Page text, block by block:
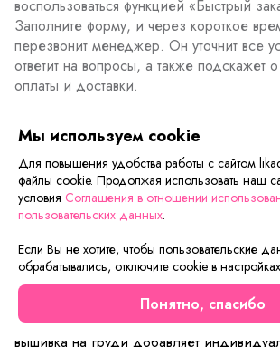
воспользоваться функцией «Быстрый
Заполните форму, и через короткое
перезвонит менеджер. Он уточнит все
ответит на вопросы, а также подскажет
оплаты и доставки.
Описание товара Характеристики товара
Встречайте новинку! Уютный и стильный
махры — идеальный выбор для тех, кто
без компромиссов в моде. Шорты на
боковыми карманами обеспечивают
практичность, а укороченная футболка
силуэта создаёт расслабленный и
Особое внимание привлекают детали:
вышивка на груди добавляет
Мы используем cookie
Для повышения удобства работы с сайтом
файлы cookie. Продолжая использовать наш
условия Соглашения в отношении
пользовательских данных.
Если Вы не хотите, чтобы пользовательские
обрабатывались, отключите cookie в
Понятно, спасибо